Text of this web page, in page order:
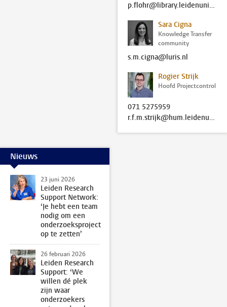
p.flohr@library.leidenuniv.nl
Sara Cigna
Knowledge Transfer
community
s.m.cigna@luris.nl
Rogier Strijk
Hoofd Projectcontrol
071 5275959
r.f.m.strijk@hum.leidenuniv.nl
Nieuws
23 juni 2026
Leiden Research
Support Network:
‘Je hebt een team
nodig om een
onderzoeksproject
op te zetten’
26 februari 2026
Leiden Research
Support: ‘We
willen dé plek
zijn waar
onderzoekers